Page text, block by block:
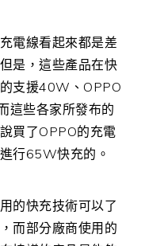
電線看起來都是差
是，這些產品在快
支援40W、OPPO
這些各家所發布的
買了OPPO的充電
行65W快充的。
的快充技術可以了
而部分廠商使用的